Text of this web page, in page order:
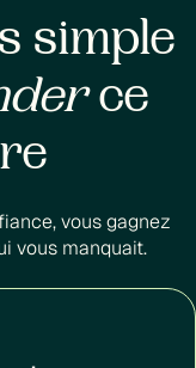
simple
ce
vous gagnez
vous manquait.